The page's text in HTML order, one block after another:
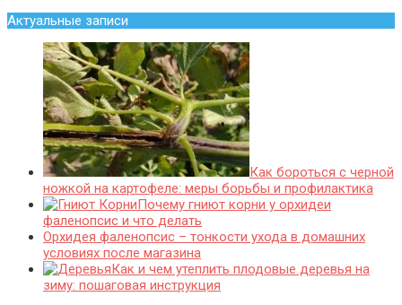
Актуальные записи
Как бороться с черной
ножкой на картофеле: меры борьбы и профилактика
Почему гниют корни у орхидеи
фаленопсис и что делать
Орхидея фаленопсис – тонкости ухода в домашних
условиях после магазина
Как и чем утеплить плодовые деревья на
зиму: пошаговая инструкция